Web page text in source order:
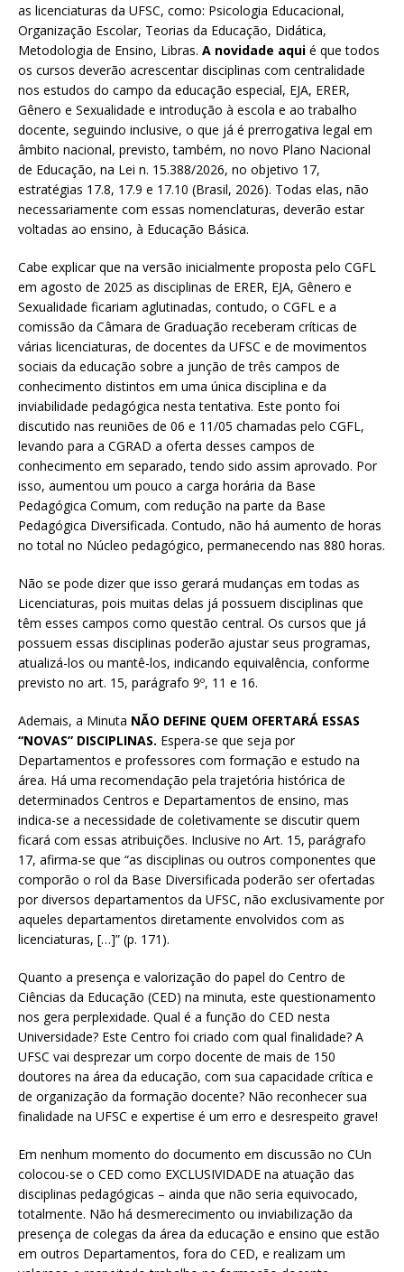
as licenciaturas da UFSC, como: Psicologia Educacional,
Organização Escolar, Teorias da Educação, Didática,
Metodologia de Ensino, Libras. A novidade aqui é que todos
os cursos deverão acrescentar disciplinas com centralidade
nos estudos do campo da educação especial, EJA, ERER,
Gênero e Sexualidade e introdução à escola e ao trabalho
docente, seguindo inclusive, o que já é prerrogativa legal em
âmbito nacional, previsto, também, no novo Plano Nacional
de Educação, na Lei n. 15.388/2026, no objetivo 17,
estratégias 17.8, 17.9 e 17.10 (Brasil, 2026). Todas elas, não
necessariamente com essas nomenclaturas, deverão estar
voltadas ao ensino, à Educação Básica.
Cabe explicar que na versão inicialmente proposta pelo CGFL
em agosto de 2025 as disciplinas de ERER, EJA, Gênero e
Sexualidade ficariam aglutinadas, contudo, o CGFL e a
comissão da Câmara de Graduação receberam críticas de
várias licenciaturas, de docentes da UFSC e de movimentos
sociais da educação sobre a junção de três campos de
conhecimento distintos em uma única disciplina e da
inviabilidade pedagógica nesta tentativa. Este ponto foi
discutido nas reuniões de 06 e 11/05 chamadas pelo CGFL,
levando para a CGRAD a oferta desses campos de
conhecimento em separado, tendo sido assim aprovado. Por
isso, aumentou um pouco a carga horária da Base
Pedagógica Comum, com redução na parte da Base
Pedagógica Diversificada. Contudo, não há aumento de horas
no total no Núcleo pedagógico, permanecendo nas 880 horas.
Não se pode dizer que isso gerará mudanças em todas as
Licenciaturas, pois muitas delas já possuem disciplinas que
têm esses campos como questão central. Os cursos que já
possuem essas disciplinas poderão ajustar seus programas,
atualizá-los ou mantê-los, indicando equivalência, conforme
previsto no art. 15, parágrafo 9º, 11 e 16.
Ademais, a Minuta NÃO DEFINE QUEM OFERTARÁ ESSAS
“NOVAS” DISCIPLINAS. Espera-se que seja por
Departamentos e professores com formação e estudo na
área. Há uma recomendação pela trajetória histórica de
determinados Centros e Departamentos de ensino, mas
indica-se a necessidade de coletivamente se discutir quem
ficará com essas atribuições. Inclusive no Art. 15, parágrafo
17, afirma-se que “as disciplinas ou outros componentes que
comporão o rol da Base Diversificada poderão ser ofertadas
por diversos departamentos da UFSC, não exclusivamente por
aqueles departamentos diretamente envolvidos com as
licenciaturas, […]” (p. 171).
Quanto a presença e valorização do papel do Centro de
Ciências da Educação (CED) na minuta, este questionamento
nos gera perplexidade. Qual é a função do CED nesta
Universidade? Este Centro foi criado com qual finalidade? A
UFSC vai desprezar um corpo docente de mais de 150
doutores na área da educação, com sua capacidade crítica e
de organização da formação docente? Não reconhecer sua
finalidade na UFSC e expertise é um erro e desrespeito grave!
Em nenhum momento do documento em discussão no CUn
colocou-se o CED como EXCLUSIVIDADE na atuação das
disciplinas pedagógicas – ainda que não seria equivocado,
totalmente. Não há desmerecimento ou inviabilização da
presença de colegas da área da educação e ensino que estão
em outros Departamentos, fora do CED, e realizam um